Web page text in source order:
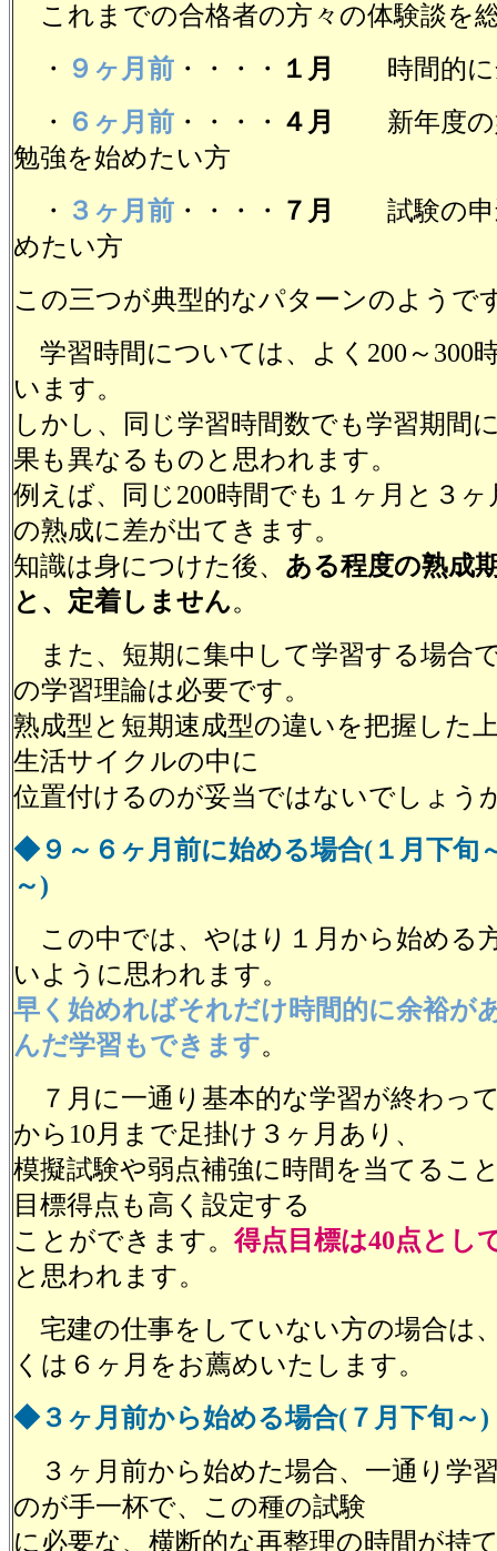
これまでの合格者の方々の体験談を
・ ９ヶ月前 ・・・・ １月
時間的に
・ ６ヶ月前 ・・・・ ４月
新年度の
勉強を始めたい方
・ ３ヶ月前 ・・・・ ７月
試験の申
めたい方
この三つが典型的なパターンのようで
学習時間については、よく200～300
います。
しかし、同じ学習時間数でも学習期間
果も異なるものと思われます。
例えば、同じ200時間でも１ヶ月と３
の熟成に差が出てきます。
知識は身につけた後、 ある程度の熟成
と、定着しません。
また、短期に集中して学習する場合
の学習理論は必要です。
熟成型と短期速成型の違いを把握した
生活サイクルの中に
位置付けるのが妥当ではないでしょう
◆９～６ヶ月前に始める場合(１月下旬
～)
この中では、やはり１月から始める
いように思われます。
早く始めればそれだけ時間的に余裕が
んだ学習もできます。
７月に一通り基本的な学習が終わっ
から10月まで足掛け３ヶ月あり、
模擬試験や弱点補強に時間を当てるこ
目標得点も高く設定する
ことができます。 得点目標は40点とし
と思われます。
宅建の仕事をしていない方の場合は
くは６ヶ月をお薦めいたします。
◆３ヶ月前から始める場合(７月下旬～)
３ヶ月前から始めた場合、一通り学
のが手一杯で、この種の試験
に必要な、横断的な再整理の時間が持